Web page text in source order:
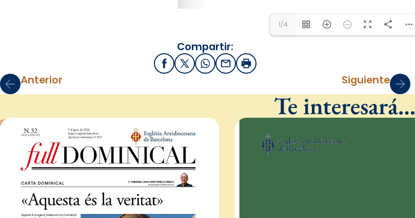
1/4
Compartir:
FacebookX / Twitter
WhatsApp
EmailImprimir
Anterior Siguiente
Te interesará…